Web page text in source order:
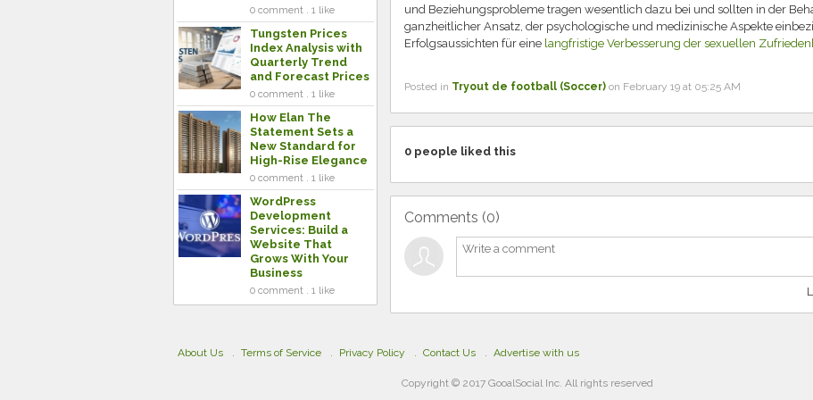
0 comment . 1 like
Tungsten Prices
Index Analysis with
Quarterly Trend
and Forecast Prices
0 comment . 1 like
How Elan The
Statement Sets a
New Standard for
High-Rise Elegance
0 comment . 1 like
WordPress
Development
Services: Build a
Website That
Grows With Your
Business
0 comment . 1 like
und Beziehungsprobleme tragen wesentlich dazu bei und sollten in der
ganzheitlicher Ansatz, der psychologische und medizinische Aspekte
Erfolgsaussichten für eine langfristige Verbesserung der sexuellen
Posted in Tryout de football (Soccer)on February 19 at 05:25 AM
0people liked this
Comments (0)
About Us Terms of Service Privacy Policy Contact Us Advertise with us
Copyright © 2017 GooalSocial Inc. All rights reserved